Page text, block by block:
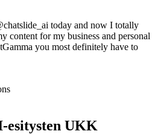
today and now I totally
content for my business and personal
you most definitely have to
UKK